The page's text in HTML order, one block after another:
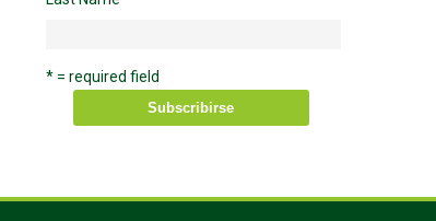
* = required field